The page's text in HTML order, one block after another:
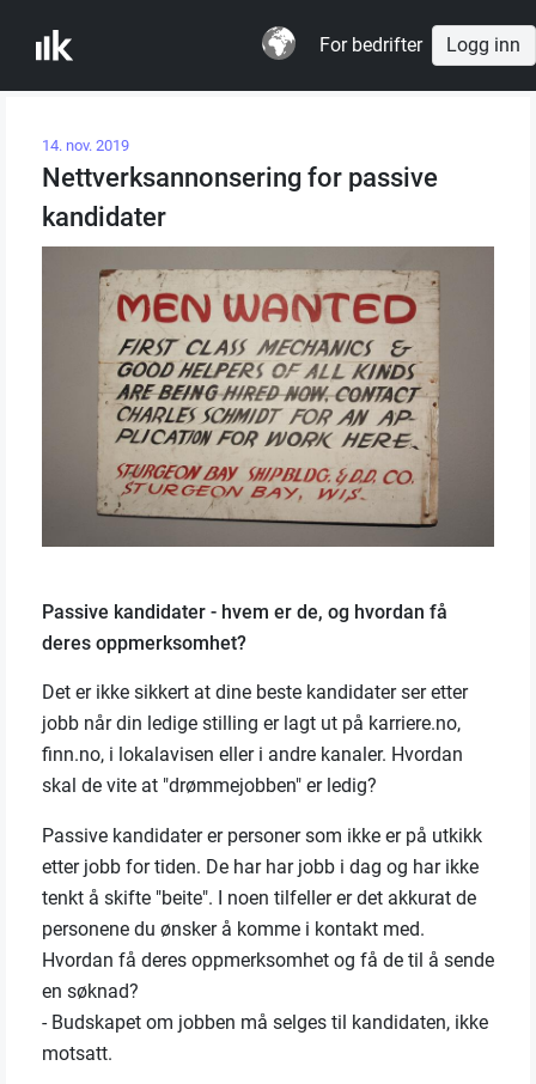
For bedrifter Logg inn
14. nov. 2019
Nettverksannonsering for passive
kandidater
Passive kandidater - hvem er de, og hvordan få
deres oppmerksomhet?
Det er ikke sikkert at dine beste kandidater ser etter
jobb når din ledige stilling er lagt ut på karriere.no,
finn.no, i lokalavisen eller i andre kanaler. Hvordan
skal de vite at "drømmejobben" er ledig?
Passive kandidater er personer som ikke er på utkikk
etter jobb for tiden. De har har jobb i dag og har ikke
tenkt å skifte "beite". I noen tilfeller er det akkurat de
personene du ønsker å komme i kontakt med.
Hvordan få deres oppmerksomhet og få de til å sende
en søknad?
- Budskapet om jobben må selges til kandidaten, ikke
motsatt.